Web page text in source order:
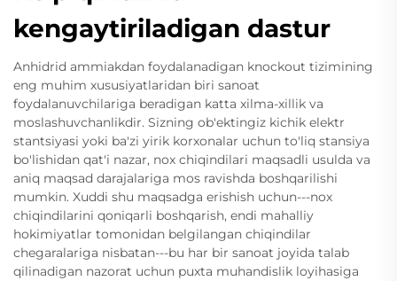
kengaytiriladigan dastur
Anhidrid ammiakdan foydalanadigan knockout tizimining
eng muhim xususiyatlaridan biri sanoat
foydalanuvchilariga beradigan katta xilma-xillik va
moslashuvchanlikdir. Sizning ob'ektingiz kichik elektr
stantsiyasi yoki ba'zi yirik korxonalar uchun to'liq stansiya
bo'lishidan qat'i nazar, nox chiqindilari maqsadli usulda va
aniq maqsad darajalariga mos ravishda boshqarilishi
mumkin. Xuddi shu maqsadga erishish uchun---nox
chiqindilarini qoniqarli boshqarish, endi mahalliy
hokimiyatlar tomonidan belgilangan chiqindilar
chegaralariga nisbatan---bu har bir sanoat joyida talab
qilinadigan nazorat uchun puxta muhandislik loyihasiga